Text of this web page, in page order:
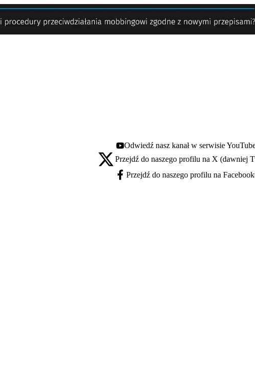
Youtube - otwiera się w nowej karcie
Odwiedź nasz kanał w serwisie
X - otwiera się w nowej karcie
Przejdź do naszego profilu na X (dawniej
Facebook - otwiera się w nowej karcie
Przejdź do naszego profilu na